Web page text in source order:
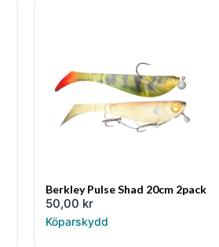
Berkley Pulse Shad 20cm 2pack
50,00 kr
Köparskydd